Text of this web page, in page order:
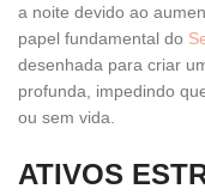
a noite devido ao
papel fundamental do
desenhada para criar
profunda, impedindo
ou sem vida.
ATIVOS